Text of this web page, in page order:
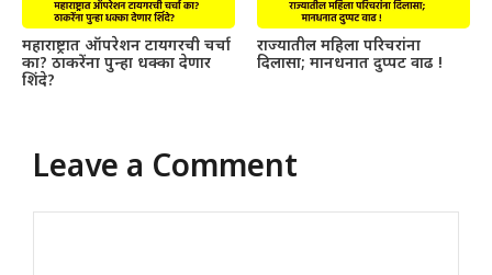
महाराष्ट्रात ऑपरेशन टायगरची चर्चा
का? ठाकरेंना पुन्हा धक्का देणार
शिंदे?
राज्यातील महिला परिचरांना
दिलासा; मानधनात दुप्पट वाढ !
Leave a Comment